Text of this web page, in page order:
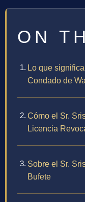
ON
Lo que
Condado de
Cómo el Sr.
Licencia
Sobre el Sr.
Bufete